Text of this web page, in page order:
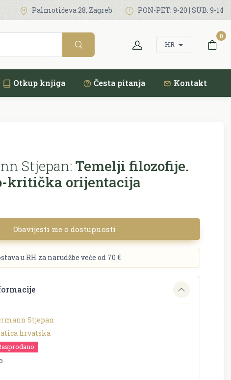
Palmotićeva 28, Zagreb PON-PET: 9-20 | SUB: 9-14
HR
0
Otkup knjiga Česta pitanja Kontakt
Stjepan: Temelji filozofije.
kritička orijentacija
Obavijesti me o dostupnosti
u RH za narudžbe veće od 70 €
Stjepan
hrvatska